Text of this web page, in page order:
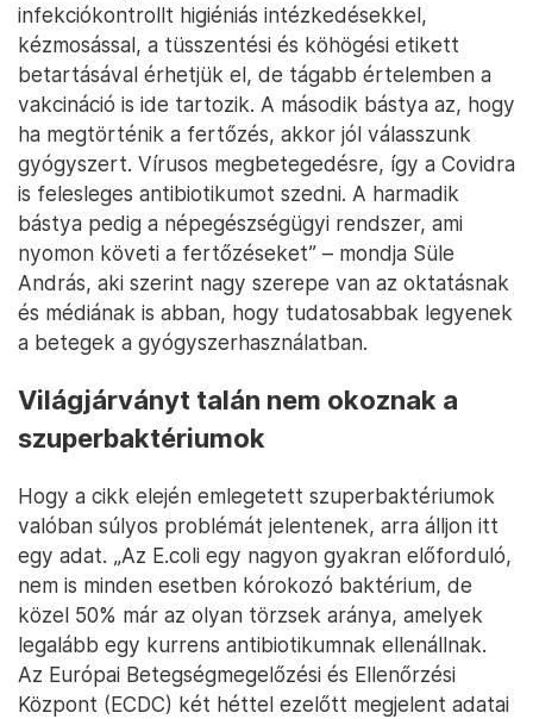
infekciókontrollt higiéniás intézkedésekkel,
kézmosással, a tüsszentési és köhögési etikett
betartásával érhetjük el, de tágabb értelemben a
vakcináció is ide tartozik. A második bástya az, hogy
ha megtörténik a fertőzés, akkor jól válasszunk
gyógyszert. Vírusos megbetegedésre, így a Covidra
is felesleges antibiotikumot szedni. A harmadik
bástya pedig a népegészségügyi rendszer, ami
nyomon követi a fertőzéseket” – mondja Süle
András, aki szerint nagy szerepe van az oktatásnak
és médiának is abban, hogy tudatosabbak legyenek
a betegek a gyógyszerhasználatban.
Világjárványt talán nem okoznak a
szuperbaktériumok
Hogy a cikk elején emlegetett szuperbaktériumok
valóban súlyos problémát jelentenek, arra álljon itt
egy adat. „Az E.coli egy nagyon gyakran előforduló,
nem is minden esetben kórokozó baktérium, de
közel 50% már az olyan törzsek aránya, amelyek
legalább egy kurrens antibiotikumnak ellenállnak.
Az Európai Betegségmegelőzési és Ellenőrzési
Központ (ECDC) két héttel ezelőtt megjelent adatai